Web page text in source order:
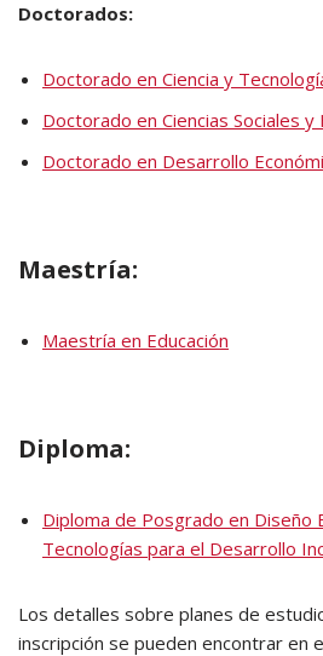
Doctorados:
Doctorado en Ciencia y
Doctorado en Ciencias Sociales y
Doctorado en Desarrollo
Maestría:
Maestría en Educación
Diploma:
Diploma de Posgrado en Diseño
Tecnologías para el Desarrollo
Los detalles sobre planes de
inscripción se pueden encontrar en